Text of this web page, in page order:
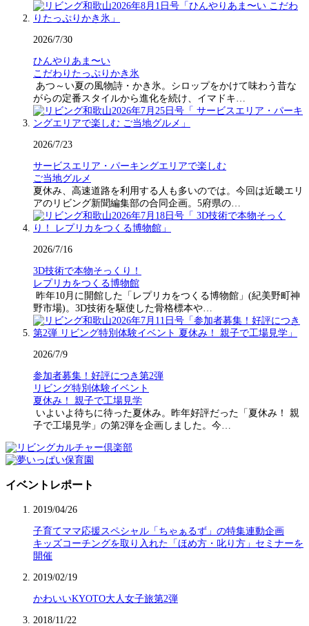
2026/7/30
ひんやりあま〜い
こだわりたっぷりかき氷
あつ～い夏の風物詩・かき氷。シロップをかけて味わう昔な
がらの定番スタイルから進化を続け、イマドキ…
2026/7/23
サービスエリア・パーキングエリアで楽しむ
ご当地グルメ
夏休み、高速道路を利用する人も多いのでは。今回は近畿エリ
アのリビング新聞編集部の合同企画。5府県の…
2026/7/16
3D技術で本物そっくり！
レプリカをつくる博物館
昨年10月に開館した「レプリカをつくる博物館」(紀美野町神
野市場)。3D技術を駆使した骨格標本や…
2026/7/9
参加者募集！好評につき第2弾
リビング特別体験イベント
夏休み！ 親子で工場見学
いよいよ待ちに待った夏休み。昨年好評だった「夏休み！ 親
子で工場見学」の第2弾を企画しました。今…
イベントレポート
2019/04/26
子育てママ応援スペシャル「ちゃぁるず」の特集連動企画
キッズコーチングを取り入れた「ほめ方・叱り方」セミナーを
開催
2019/02/19
かわいいKYOTO大人女子旅第2弾
2018/11/22